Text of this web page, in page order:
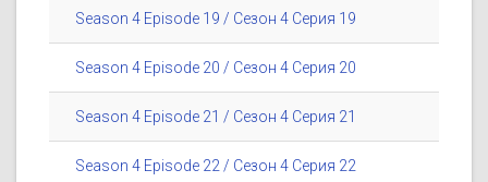
Season 4 Episode 19 / Сезон 4 Серия 19
Season 4 Episode 20 / Сезон 4 Серия 20
Season 4 Episode 21 / Сезон 4 Серия 21
Season 4 Episode 22 / Сезон 4 Серия 22